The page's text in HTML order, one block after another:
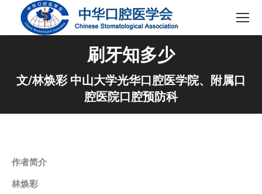
刷牙知多少
文/林焕彩 中山大学光华口腔医学院、附属口
腔医院口腔预防科
作者简介
林焕彩